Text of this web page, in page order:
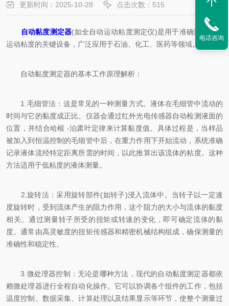
更新时间：2025-10-28 点击次数：515
自动黏度测定器(如全自动运动粘度测定仪)是用于准确测量液体
运动粘度的关键设备，广泛应用于石油、化工、医药等领域。
自动黏度测定器的基本工作原理解析：
1.毛细管法：这是常见的一种测量方式。液体在毛细管中流动的
时间与它的黏度成正比。仪器会通过红外光电传感器自动检测液面的
位置，并结合哈根 -泊肃叶定律来计算黏度值。具体过程是，当样品
被加入到恒温控制的毛细管中后，在重力作用下开始流动，系统准确
记录液体流经特定距离所需的时间，以此推算出该流体的粘度。这种
方法适用于低粘度的液体测量。
2.旋转法：采用旋转部件(如转子)浸入流体中。当转子以一定速
度旋转时，受到流体产生的阻力作用，这个阻力的大小与流体的黏度
相关。通过测量转子所受的扭矩或转速的变化，即可确定流体的黏
度。通常由高灵敏度的扭矩传感器和精密机械结构组成，确保测量的
准确性和稳定性。
3.微处理器控制：无论是哪种方法，现代的自动黏度测定器都依
赖微处理器进行全程自动化操作。它可以协调各个组件的工作，包括
温度控制、数据采集、计算处理以及结果显示等环节，使整个测量过
电话咨询